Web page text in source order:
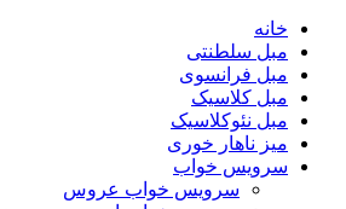
خانه
مبل سلطنتی
مبل فرانسوی
مبل کلاسیک
مبل نئوکلاسیک
میز ناهار خوری
سرویس خواب
سرویس خواب عروس